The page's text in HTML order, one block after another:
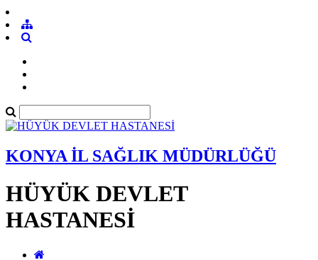
KONYA İL SAĞLIK MÜDÜRLÜĞÜ
HÜYÜK DEVLET
HASTANESİ